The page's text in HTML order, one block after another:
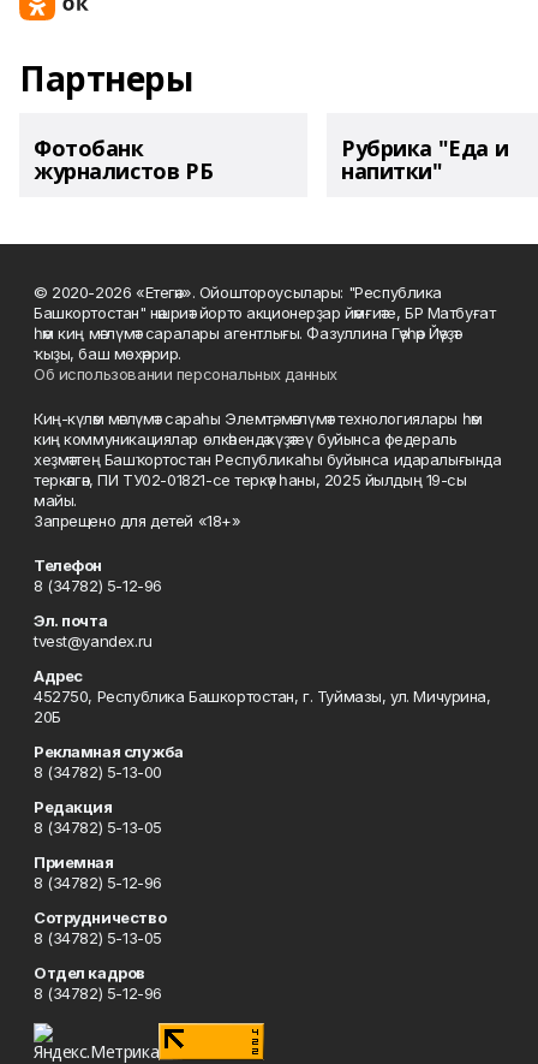
Партнеры
Фотобанк
журналистов РБ
Рубрика "Еда и
напитки"
© 2020-2026 «Етегән». Ойоштороусылары: "Республика
Башкортостан" нәшриәт йорто акционерҙар йәмғиәте, БР Матбуғат
һәм киң мәғлүмәт саралары агентлығы. Фазуллина Гәүһәр Йәүҙәт
ҡыҙы, баш мөхәррир.
Об использовании персональных данных
Киң-күләм мәғлүмәт сараһы Элемтә, мәғлүмәт технологиялары һәм
киң коммуникациялар өлкәһендә күҙәтеү буйынса федераль
хеҙмәттең Башҡортостан Республикаһы буйынса идаралығында
теркәлгән, ПИ ТУ02-01821-се теркәү һаны, 2025 йылдың 19-сы
майы.
Запрещено для детей «18+»
Телефон
8 (34782) 5-12-96
Эл. почта
tvest@yandex.ru
Адрес
452750, Республика Башкортостан, г. Туймазы, ул. Мичурина,
20Б
Рекламная служба
8 (34782) 5-13-00
Редакция
8 (34782) 5-13-05
Приемная
8 (34782) 5-12-96
Сотрудничество
8 (34782) 5-13-05
Отдел кадров
8 (34782) 5-12-96